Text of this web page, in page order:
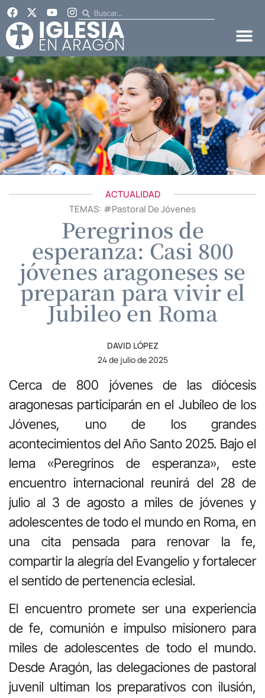
ACTUALIDAD
TEMAS: #Pastoral De Jóvenes
Peregrinos de
esperanza: Casi 800
jóvenes aragoneses se
preparan para vivir el
Jubileo en Roma
DAVID LÓPEZ
24 de julio de 2025
Cerca de 800 jóvenes de las diócesis
aragonesas participarán en el Jubileo de los
Jóvenes, uno de los grandes
acontecimientos del Año Santo 2025. Bajo el
lema «Peregrinos de esperanza», este
encuentro internacional reunirá del 28 de
julio al 3 de agosto a miles de jóvenes y
adolescentes de todo el mundo en Roma, en
una cita pensada para renovar la fe,
compartir la alegría del Evangelio y fortalecer
el sentido de pertenencia eclesial.
El encuentro promete ser una experiencia
de fe, comunión e impulso misionero para
miles de adolescentes de todo el mundo.
Desde Aragón, las delegaciones de pastoral
juvenil ultiman los preparativos con ilusión,